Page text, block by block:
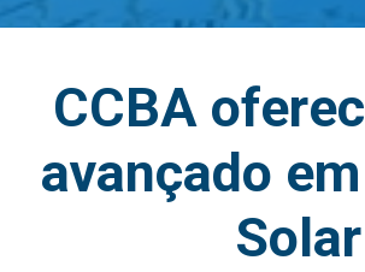
CCBA
avançado
Solar